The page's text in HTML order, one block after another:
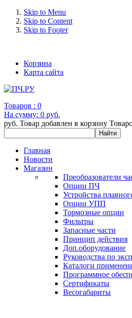
Skip to Menu
Skip to Content
Skip to Footer
Корзина
Карта сайта
Товаров : 0
На сумму: 0 руб.
руб. Товар добавлен в корзину
Главная
Новости
Магазин
Преобразователи
Опции ПЧ
Устройства
Опции УПП
Тормозные опции
Фильтры
Запасные части
Принцип действия
Доп.оборудование
Руководства по
Каталоги
Программное
Сертификаты
Весогабариты